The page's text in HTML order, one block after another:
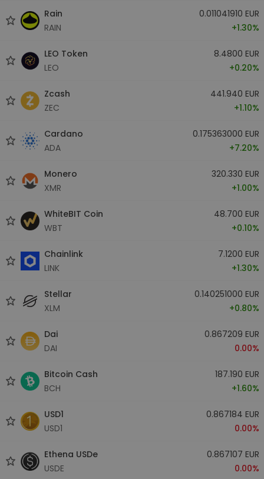
Rain
RAIN
0.011041910 EUR
+1.30%
LEO Token
LEO
8.4800 EUR
+0.20%
Zcash
ZEC
441.940 EUR
+1.10%
Cardano
ADA
0.175363000 EUR
+7.20%
Monero
XMR
320.330 EUR
+1.00%
WhiteBIT Coin
WBT
48.700 EUR
+0.10%
Chainlink
LINK
7.1200 EUR
+1.30%
Stellar
XLM
0.140251000 EUR
+0.80%
Dai
DAI
0.867209 EUR
0.00%
Bitcoin Cash
BCH
187.190 EUR
+1.60%
USD1
USD1
0.867184 EUR
0.00%
Ethena USDe
USDE
0.867107 EUR
0.00%